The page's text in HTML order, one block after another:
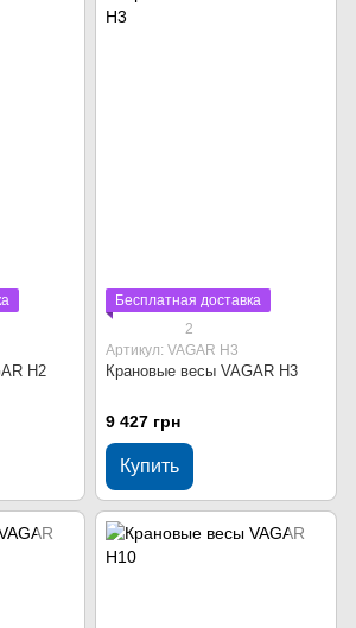
Н2
Бесплатная доставка
2
Артикул: VAGAR Н3
Крановые весы VAGAR Н3
9 427 грн
Купить